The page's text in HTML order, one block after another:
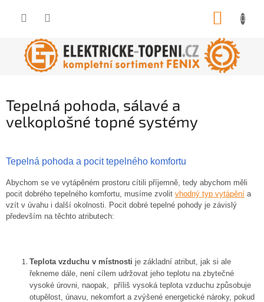
Tepelná pohoda, sálavé a
velkoplošné topné systémy
Tepelná pohoda a pocit tepelného komfortu
Abychom se ve vytápěném prostoru cítili příjemně, tedy abychom měli
pocit dobrého tepelného komfortu, musíme zvolit vhodný typ vytápění a
vzít v úvahu i další okolnosti. Pocit dobré tepelné pohody je závislý
především na těchto atributech:
Teplota vzduchu v místnosti je základní atribut, jak si ale
řekneme dále, není cílem udržovat jeho teplotu na zbytečné
vysoké úrovni, naopak, příliš vysoká teplota vzduchu způsobuje
otupělost, únavu, nekomfort a zvýšené energetické nároky, pokud